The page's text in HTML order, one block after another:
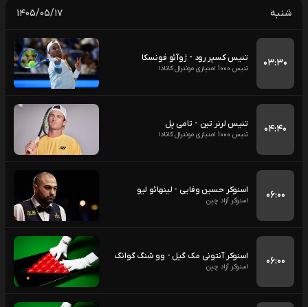
شنبه ۱۴۰۵/۰۵/۱۷
۰۳:۳۰ تنیس کسپر رود - ژوآئو فونسکا
تنیس 1000 امتیازی مونترال کانادا
۰۴:۴۰ تنیس لرنر تین - تامی پل
تنیس 1000 امتیازی مونترال کانادا
۰۶:۰۰ اسنوکر حسین وفایی - لینهائو لیو
اسنوکر آزاد چین
۰۶:۰۰ اسنوکر آنتونی مک گیل - وو شنگ گوانگ
اسنوکر آزاد چین